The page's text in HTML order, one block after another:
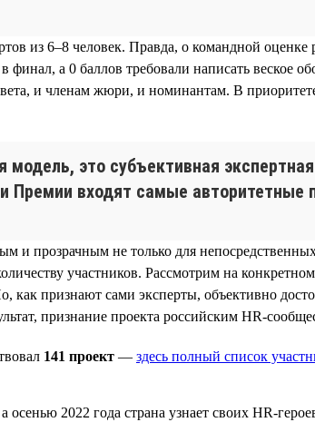
из 6–8 человек. Правда, о командной
а 0 баллов требовали написать веское
и членам жюри, и номинантам. В
это субъективная
Премии входят самые авторитетные
и прозрачным не только для
участников. Рассмотрим на
признают сами эксперты, объективно
признание проекта российским HR-
141 проект — здесь полный список
2022 года страна узнает своих HR-